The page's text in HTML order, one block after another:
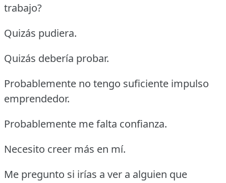
trabajo?
Quizás pudiera.
Quizás debería probar.
Probablemente no tengo suficiente impulso
emprendedor.
Probablemente me falta confianza.
Necesito creer más en mí.
Me pregunto si irías a ver a alguien que